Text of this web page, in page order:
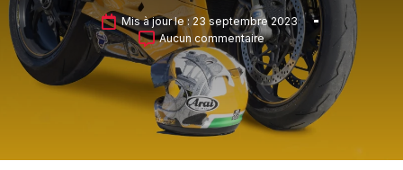
Mis à jour le : 23 septembre 2023
Aucun commentaire